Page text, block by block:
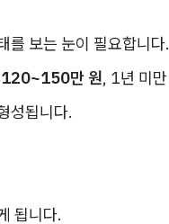
를 보는 눈이 필요합니다.
120~150만 원, 1년 미만
성됩니다.
됩니다.